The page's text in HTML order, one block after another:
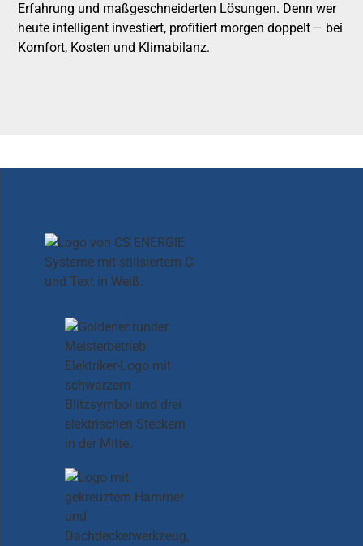
Erfahrung und maßgeschneiderten Lösungen. Denn wer
heute intelligent investiert, profitiert morgen doppelt – bei
Komfort, Kosten und Klimabilanz.